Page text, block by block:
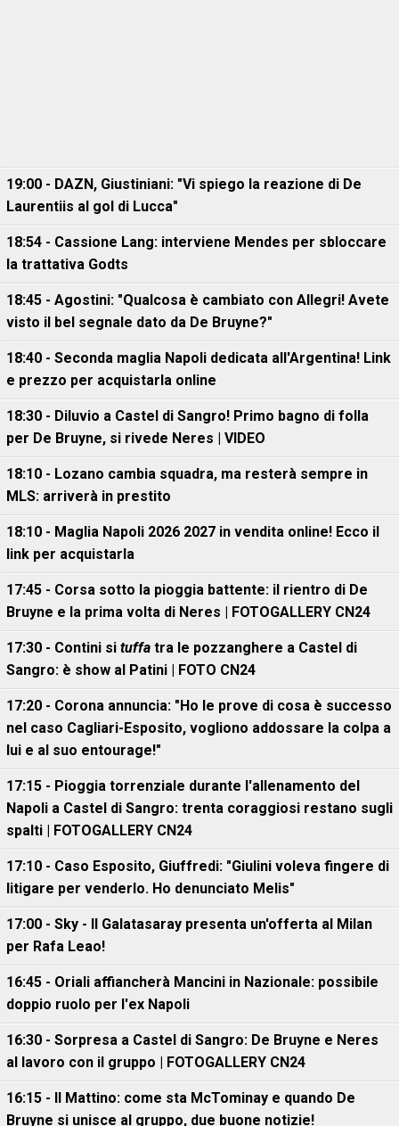
19:00 - DAZN, Giustiniani: "Vi spiego la reazione di De
Laurentiis al gol di Lucca"
18:54 - Cassione Lang: interviene Mendes per sbloccare
la trattativa Godts
18:45 - Agostini: "Qualcosa è cambiato con Allegri! Avete
visto il bel segnale dato da De Bruyne?"
18:40 - Seconda maglia Napoli dedicata all'Argentina! Link
e prezzo per acquistarla online
18:30 - Diluvio a Castel di Sangro! Primo bagno di folla
per De Bruyne, si rivede Neres | VIDEO
18:10 - Lozano cambia squadra, ma resterà sempre in
MLS: arriverà in prestito
18:10 - Maglia Napoli 2026 2027 in vendita online! Ecco il
link per acquistarla
17:45 - Corsa sotto la pioggia battente: il rientro di De
Bruyne e la prima volta di Neres | FOTOGALLERY CN24
17:30 - Contini si tuffa tra le pozzanghere a Castel di
Sangro: è show al Patini | FOTO CN24
17:20 - Corona annuncia: "Ho le prove di cosa è successo
nel caso Cagliari-Esposito, vogliono addossare la colpa a
lui e al suo entourage!"
17:15 - Pioggia torrenziale durante l'allenamento del
Napoli a Castel di Sangro: trenta coraggiosi restano sugli
spalti | FOTOGALLERY CN24
17:10 - Caso Esposito, Giuffredi: "Giulini voleva fingere di
litigare per venderlo. Ho denunciato Melis"
17:00 - Sky - Il Galatasaray presenta un'offerta al Milan
per Rafa Leao!
16:45 - Oriali affiancherà Mancini in Nazionale: possibile
doppio ruolo per l'ex Napoli
16:30 - Sorpresa a Castel di Sangro: De Bruyne e Neres
al lavoro con il gruppo | FOTOGALLERY CN24
16:15 - Il Mattino: come sta McTominay e quando De
Bruyne si unisce al gruppo, due buone notizie!